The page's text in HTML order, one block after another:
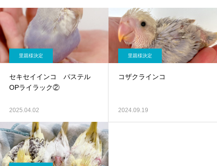
里親様決定
セキセイインコ パステル
OPライラック②
2025.04.02
里親様決定
コザクラインコ
2024.09.19